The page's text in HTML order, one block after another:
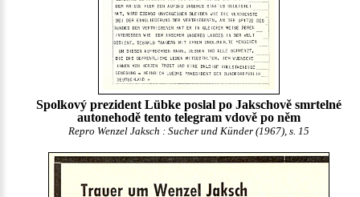
Spolkový prezident Lübke poslal po Jakschově smrtelné
autonehodě tento telegram vdově po něm
Repro Wenzel Jaksch : Sucher und Künder (1967), s. 15